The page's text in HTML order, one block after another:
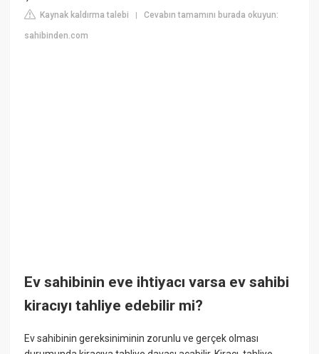
Kaynak kaldırma talebi |Cevabın tamamını burada okuyun:
sahibinden.com
Ev sahibinin eve ihtiyacı varsa ev sahibi
kiracıyı tahliye edebilir mi?
Ev sahibinin gereksiniminin zorunlu ve gerçek olması